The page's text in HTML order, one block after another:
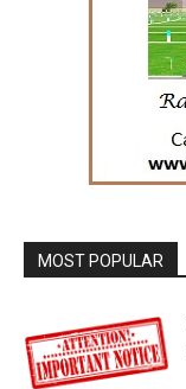
MOST POPULAR